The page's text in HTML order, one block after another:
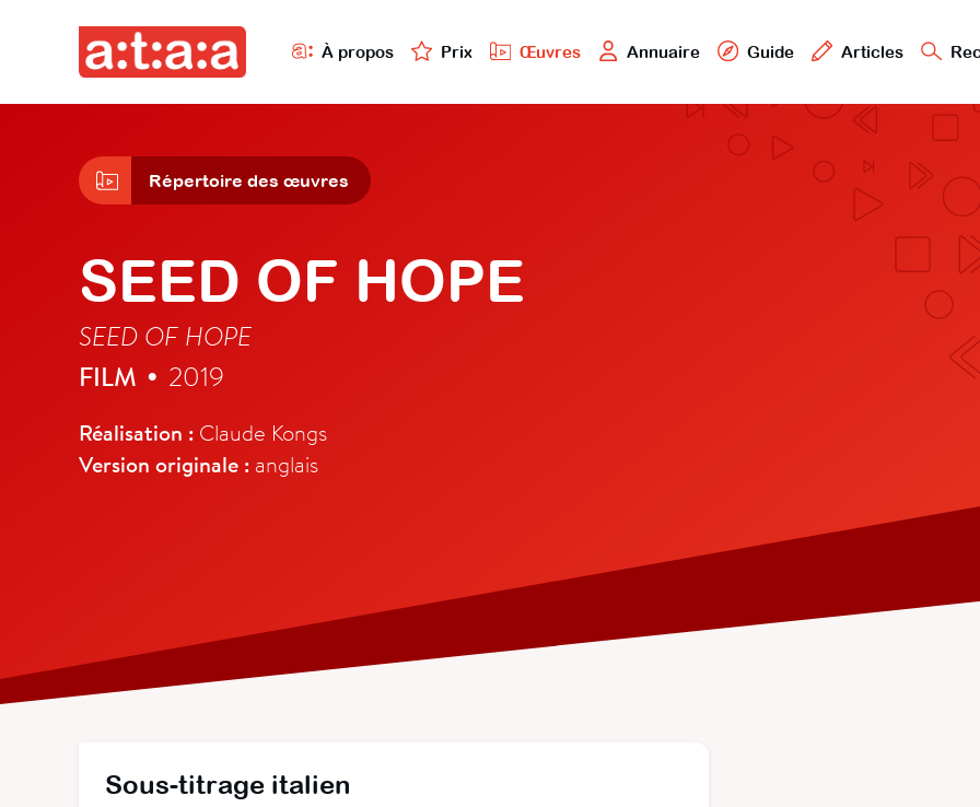
À propos Prix Œuvres Annuaire Guide Articles
Répertoire des œuvres
SEED OF HOPE
SEED OF HOPE
FILM • 2019
Réalisation : Claude Kongs
Version originale : anglais
Sous-titrage italien